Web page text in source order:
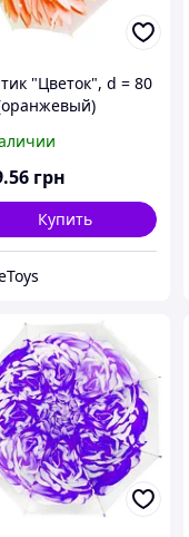
"Цветок", d = 80
.56 грн
Купить